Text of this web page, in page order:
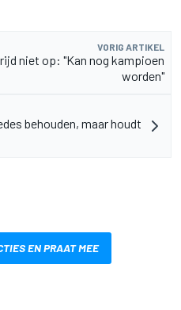
VORIG ARTIKEL
niet op: "Kan nog kampioen
worden"
behouden, maar houdt
EN PRAAT MEE